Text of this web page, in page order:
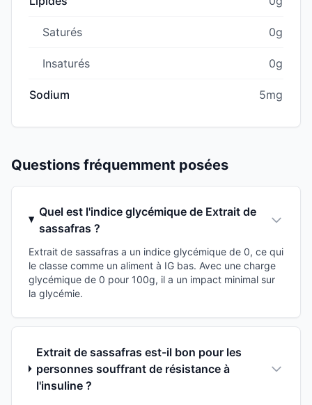
Saturés 0g
Insaturés 0g
Sodium 5mg
Questions fréquemment posées
Quel est l'indice glycémique de Extrait de
sassafras ?
Extrait de sassafras a un indice glycémique de 0, ce qui
le classe comme un aliment à IG bas. Avec une charge
glycémique de 0 pour 100g, il a un impact minimal sur
la glycémie.
Extrait de sassafras est-il bon pour les
personnes souffrant de résistance à
l'insuline ?